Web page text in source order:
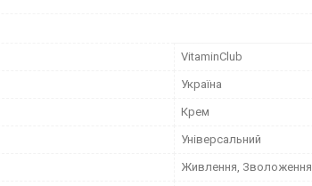
VitaminClub
Україна
Крем
Універсальний
Живлення, Зволоження